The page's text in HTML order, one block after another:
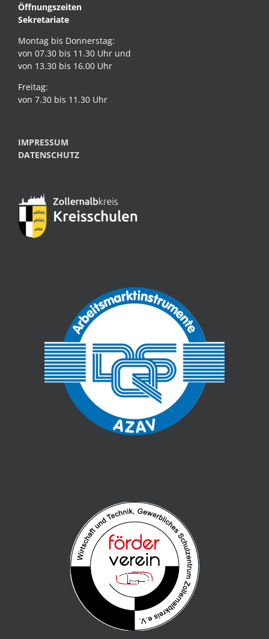
Öffnungszeiten
Sekretariate
Montag bis Donnerstag:
von 07.30 bis 11.30 Uhr und
von 13.30 bis 16.00 Uhr
Freitag:
von 7.30 bis 11.30 Uhr
IMPRESSUM
DATENSCHUTZ